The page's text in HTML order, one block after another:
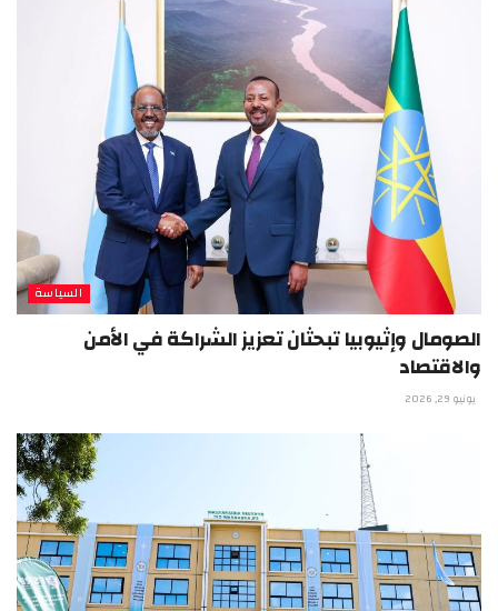
السياسة
الصومال وإثيوبيا تبحثان تعزيز الشراكة في الأمن
والاقتصاد
يونيو 29, 2026